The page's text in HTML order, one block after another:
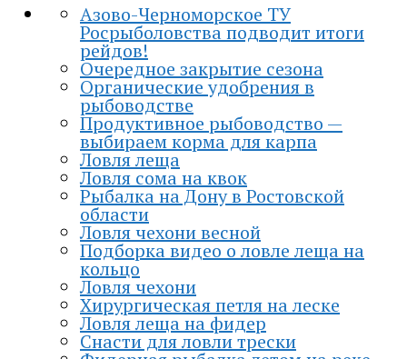
Азово-Черноморское ТУ
Росрыболовства подводит итоги
рейдов!
Очередное закрытие сезона
Органические удобрения в
рыбоводстве
Продуктивное рыбоводство —
выбираем корма для карпа
Ловля леща
Ловля сома на квок
Рыбалка на Дону в Ростовской
области
Ловля чехони весной
Подборка видео о ловле леща на
кольцо
Ловля чехони
Хирургическая петля на леске
Ловля леща на фидер
Снасти для ловли трески